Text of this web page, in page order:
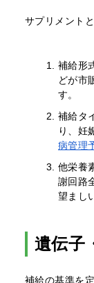
サプリメント
補給形
どが市
す。
補給タ
り、妊
病管理
他栄養
謝回路
望まし
遺伝子
補給の基準を